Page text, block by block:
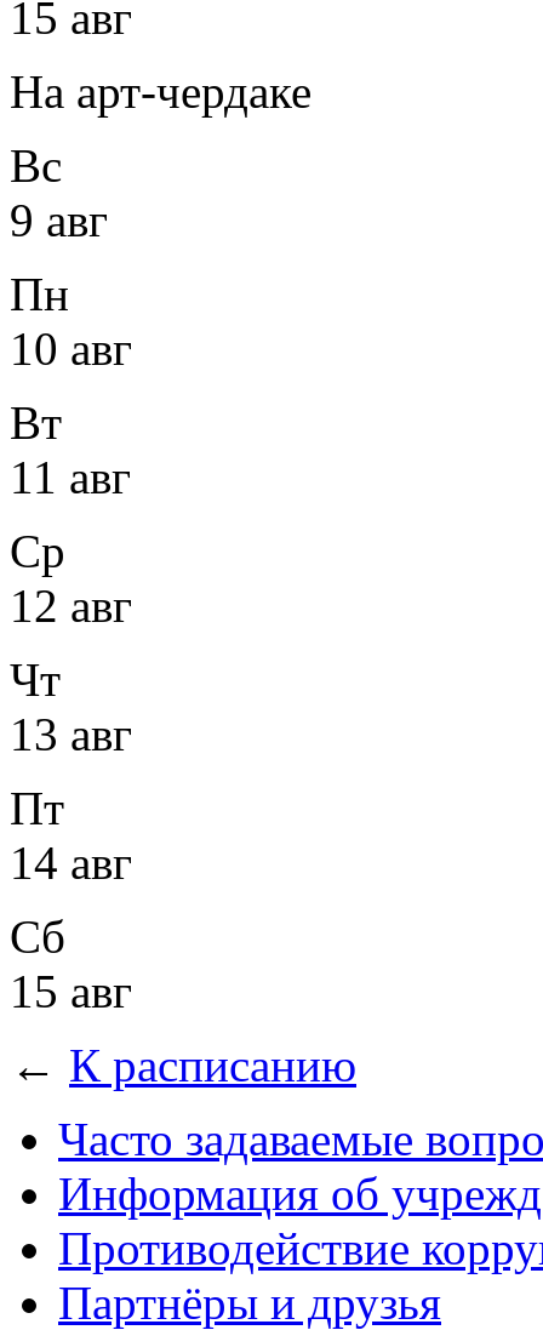
15 авг
На арт-чердаке
Вс
9 авг
Пн
10 авг
Вт
11 авг
Ср
12 авг
Чт
13 авг
Пт
14 авг
Сб
15 авг
← К расписанию
Часто задаваемые
Информация об
Противодействие
Партнёры и друзья